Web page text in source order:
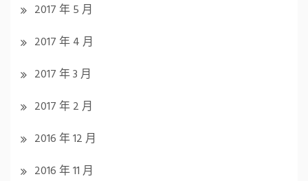
2017 年 5 月
2017 年 4 月
2017 年 3 月
2017 年 2 月
2016 年 12 月
2016 年 11 月